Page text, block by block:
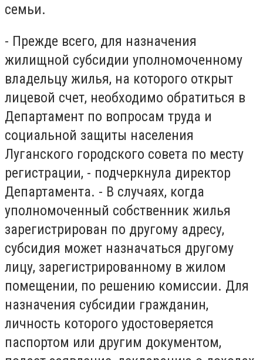
семьи.
- Прежде всего, для назначения
жилищной субсидии уполномоченному
владельцу жилья, на которого открыт
лицевой счет, необходимо обратиться в
Департамент по вопросам труда и
социальной защиты населения
Луганского городского совета по месту
регистрации, - подчеркнула директор
Департамента. - В случаях, когда
уполномоченный собственник жилья
зарегистрирован по другому адресу,
субсидия может назначаться другому
лицу, зарегистрированному в жилом
помещении, по решению комиссии. Для
назначения субсидии гражданин,
личность которого удостоверяется
паспортом или другим документом,